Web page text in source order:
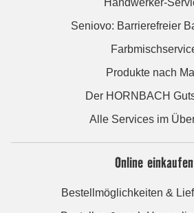
Handwerker-
Seniovo: Barrierefreier
Produkte nach
Der HORNBACH
Alle Services im
Online einkaufen
Bestellmöglichkeiten &